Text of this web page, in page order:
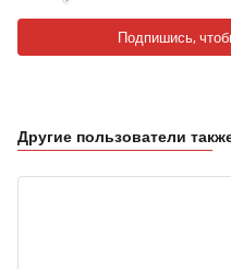
Подпишись,
Другие пользователи